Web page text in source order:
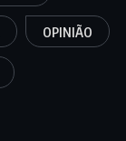
OPINIÃO